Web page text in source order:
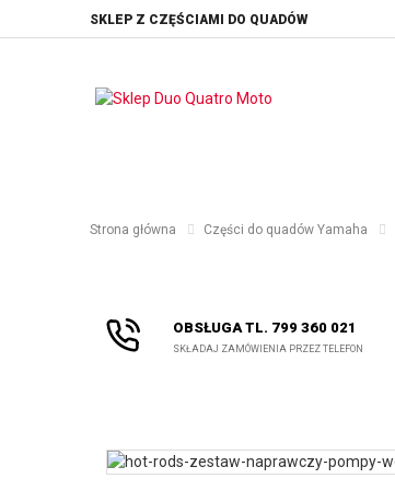
SKLEP Z CZĘŚCIAMI DO QUADÓW
Strona główna Części do quadów Yamaha
OBSŁUGA TL. 799 360 021
SKŁADAJ ZAMÓWIENIA PRZEZ TELEFON